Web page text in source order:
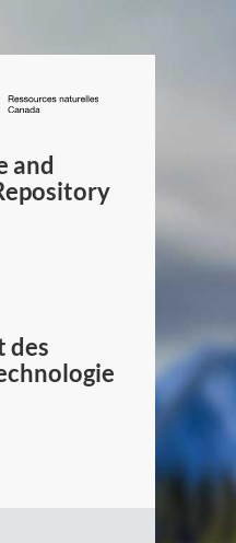
/
Canada
and
des